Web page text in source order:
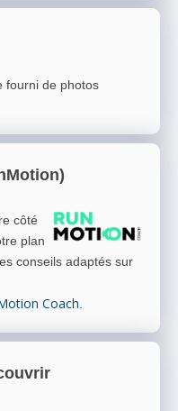
fourni de photos
côté
plan
conseils adaptés sur
Coach.